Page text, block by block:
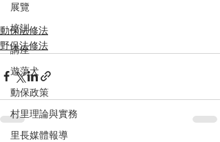
展覽
培訓
講座
遊蕩犬
動保政策
村里理論與實務
里長媒體報導
動保法修法
野保法修法